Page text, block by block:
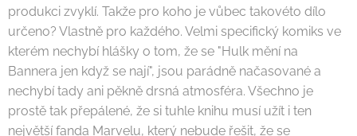
produkci zvyklí. Takže pro koho je vůbec takovéto dílo
určeno? Vlastně pro každého. Velmi specifický komiks ve
kterém nechybí hlášky o tom, že se "Hulk mění na
Bannera jen když se nají", jsou parádně načasované a
nechybí tady ani pěkně drsná atmosféra. Všechno je
prostě tak přepálené, že si tuhle knihu musí užít i ten
největší fanda Marvelu, který nebude řešit, že se